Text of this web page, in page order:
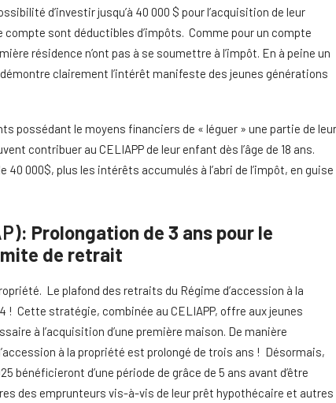
d’investir jusqu’à 40 000 $ pour l’acquisition de leur
sont déductibles d’impôts. Comme pour un compte
résidence n’ont pas à se soumettre à l’impôt. En à peine un
clairement l’intérêt manifeste des jeunes générations
possédant le moyens financiers de « léguer » une partie de leur
contribuer au CELIAPP de leur enfant dès l’âge de 18 ans.
000$, plus les intérêts accumulés à l’abri de l’impôt, en guise
): Prolongation de 3 ans pour le
de retrait
Le plafond des retraits du Régime d’accession à la
! Cette stratégie, combinée au CELIAPP, offre aux jeunes
à l’acquisition d’une première maison. De manière
à la propriété est prolongé de trois ans ! Désormais,
bénéficieront d’une période de grâce de 5 ans avant d’être
des emprunteurs vis-à-vis de leur prêt hypothécaire et autres